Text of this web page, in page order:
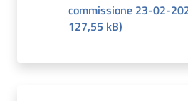
commissione 23-02-
127,55 kB)